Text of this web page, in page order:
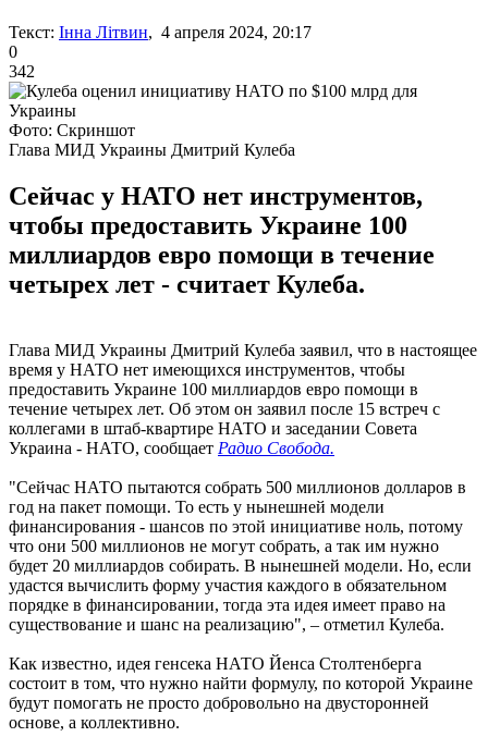
Текст: Інна Літвин, 4 апреля 2024, 20:17
0
342
Фото: Скриншот
Глава МИД Украины Дмитрий Кулеба
Сейчас у НАТО нет инструментов,
чтобы предоставить Украине 100
миллиардов евро помощи в течение
четырех лет - считает Кулеба.
Глава МИД Украины Дмитрий Кулеба заявил, что в настоящее
время у НАТО нет имеющихся инструментов, чтобы
предоставить Украине 100 миллиардов евро помощи в
течение четырех лет. Об этом он заявил после 15 встреч с
коллегами в штаб-квартире НАТО и заседании Совета
Украина - НАТО, сообщает Радио Свобода.
"Сейчас НАТО пытаются собрать 500 миллионов долларов в
год на пакет помощи. То есть у нынешней модели
финансирования - шансов по этой инициативе ноль, потому
что они 500 миллионов не могут собрать, а так им нужно
будет 20 миллиардов собирать. В нынешней модели. Но, если
удастся вычислить форму участия каждого в обязательном
порядке в финансировании, тогда эта идея имеет право на
существование и шанс на реализацию", – отметил Кулеба.
Как известно, идея генсека НАТО Йенса Столтенберга
состоит в том, что нужно найти формулу, по которой Украине
будут помогать не просто добровольно на двусторонней
основе, а коллективно.